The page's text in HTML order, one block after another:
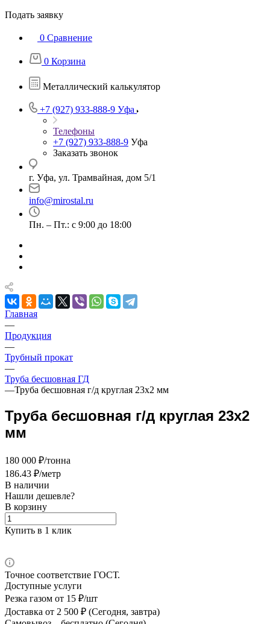
Подать заявку
0 Сравнение
0 Корзина
Металлический калькулятор
+7 (927) 933-888-9 Уфа
Телефоны
+7 (927) 933-888-9 Уфа
Заказать звонок
г. Уфа, ул. Трамвайная, дом 5/1
info@mirostal.ru
Пн. – Пт.: с 9:00 до 18:00
Главная
—
Продукция
—
Трубный прокат
—
Труба бесшовная ГД
—Труба бесшовная г/д круглая 23х2 мм
Труба бесшовная г/д круглая 23х2
мм
180 000 ₽/тонна
186.43 ₽/метр
В наличии
Нашли дешевле?
В корзину
Купить в 1 клик
Точное соответствие ГОСТ.
Доступные услуги
Резка газом от 15 ₽/шт
Доставка от 2 500 ₽ (Сегодня, завтра)